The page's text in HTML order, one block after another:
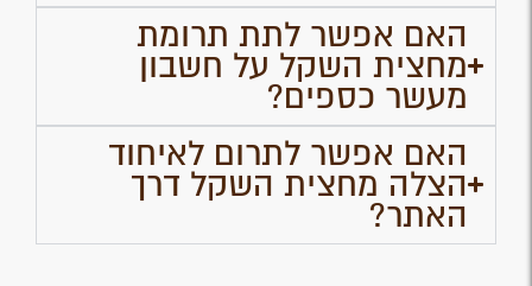
האם אפשר לתת תרומת
מחצית השקל על חשבון
מעשר כספים?
האם אפשר לתרום לאיחוד
הצלה מחצית השקל דרך
האתר?